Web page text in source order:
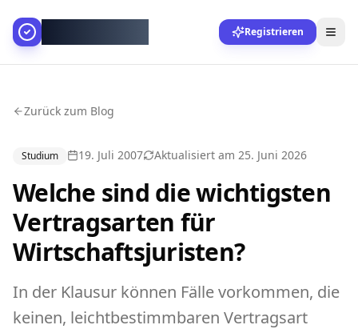
Registrieren
Zurück zum Blog
Studium 19. Juli 2007 Aktualisiert am 25. Juni 2026
Welche sind die wichtigsten
Vertragsarten für
Wirtschaftsjuristen?
In der Klausur können Fälle vorkommen, die
keinen, leichtbestimmbaren Vertragsart